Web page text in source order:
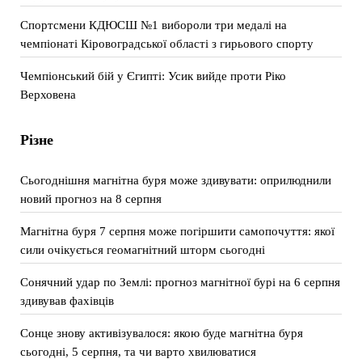
Спортсмени КДЮСШ №1 вибороли три медалі на
чемпіонаті Кіровоградської області з гирьового спорту
Чемпіонський бій у Єгипті: Усик вийде проти Ріко
Верховена
Різне
Сьогоднішня магнітна буря може здивувати: оприлюднили
новий прогноз на 8 серпня
Магнітна буря 7 серпня може погіршити самопочуття: якої
сили очікується геомагнітний шторм сьогодні
Сонячний удар по Землі: прогноз магнітної бурі на 6 серпня
здивував фахівців
Сонце знову активізувалося: якою буде магнітна буря
сьогодні, 5 серпня, та чи варто хвилюватися